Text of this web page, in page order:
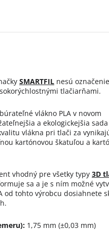
SMARTFIL nesú
tlačiarňami.
vlákno PLA v novom
a ekologickejšia
vlákna pri tlači za
kartónovou škatuľou a
vhodný pre všetky typy 3D
sa a je s ním možné
od tohto výrobcu dosiahnete
1,75 mm (±0,03 mm)